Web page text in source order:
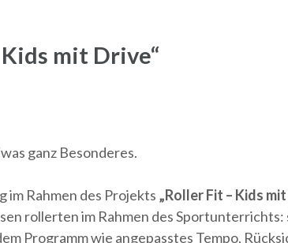
mit Drive“
ganz Besonderes.
Rahmen des Projekts „Roller Fit – Kids
rollerten im Rahmen des Sportunterrichts:
Programm wie angepasstes Tempo,